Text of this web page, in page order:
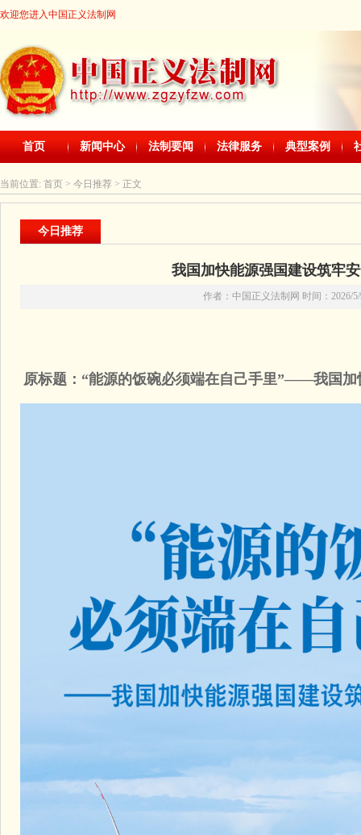
欢迎您进入中国正义法制网
首页 新闻中心 法制要闻 法律服务 典型案例
当前位置: 首页 > 今日推荐 > 正文
今日推荐
我国加快能源强国建设筑牢
作者：中国正义法制网 时间：2026/5/
原标题：“能源的饭碗必须端在自己手里”——我国加